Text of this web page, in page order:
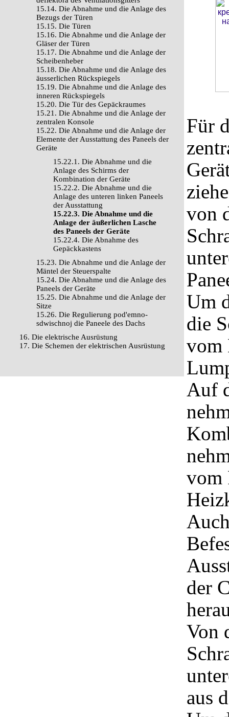
15.14. Die Abnahme und die Anlage des
Bezugs der Türen
15.15. Die Türen
15.16. Die Abnahme und die Anlage der
Gläser der Türen
15.17. Die Abnahme und die Anlage der
Scheibenheber
15.18. Die Abnahme und die Anlage des
äusserlichen Rückspiegels
15.19. Die Abnahme und die Anlage des
inneren Rückspiegels
15.20. Die Tür des Gepäckraumes
15.21. Die Abnahme und die Anlage der
zentralen Konsole
15.22. Die Abnahme und die Anlage der
Elemente der Ausstattung des Paneels der
Geräte
15.22.1. Die Abnahme und die
Anlage des Schirms der
Kombination der Geräte
15.22.2. Die Abnahme und die
Anlage des unteren linken Paneels
der Ausstattung
15.22.3. Die Abnahme und die
Anlage der äußerlichen Lasche
des Paneels der Geräte
15.22.4. Die Abnahme des
Gepäckkastens
15.23. Die Abnahme und die Anlage der
Mäntel der Steuerspalte
15.24. Die Abnahme und die Anlage des
Paneels der Geräte
15.25. Die Abnahme und die Anlage der
Sitze
15.26. Die Regulierung pod'emno-
sdwischnoj die Paneele des Dachs
16. Die elektrische Ausrüstung
17. Die Schemen der elektrischen Ausrüstung
Für
von
Um
die
vom
Auf
vom
der
Von
aus